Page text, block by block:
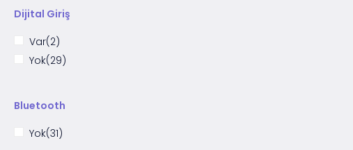
43Hz-40kHz
Dijital Giriş
Var(2)
Yok(29)
Bluetooth
Yok(31)